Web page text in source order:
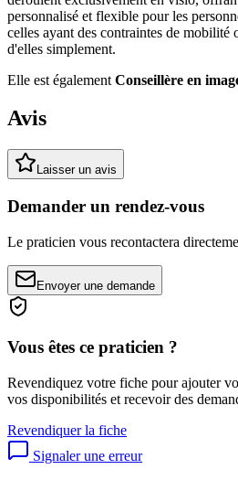
personnalisé et flexible pour les
celles ayant des contraintes de mobilité
d'elles simplement.
Elle est également Conseillère en
Avis
Laisser un avis
Demander un rendez-vous
Le praticien vous recontactera
Envoyer une demande
Vous êtes ce praticien ?
Revendiquez votre fiche pour ajouter
vos disponibilités et recevoir des
Revendiquer la fiche
Signaler une erreur